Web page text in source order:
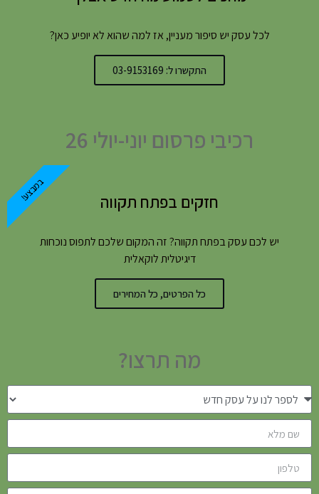
לכל עסק יש סיפור מעניין, אז למה שהוא לא יופיע כאן?
התקשרו ל: 03-9153169
רכיבי פרסום יוני-יולי 26
חזקים בפתח תקווה
יש לכם עסק בפתח תקווה? זה המקום שלכם לתפוס נוכחות
דיגיטלית לוקאלית
כל הפרטים, כל המחירים
במבצע!
מה תרצו?